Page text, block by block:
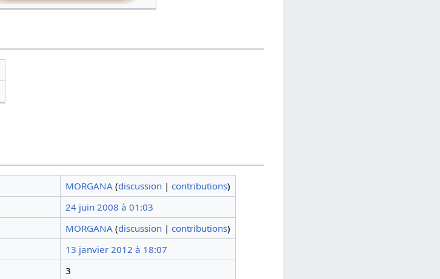
MORGANA (discussion| contributions)
24 juin 2008 à 01:03
MORGANA (discussion| contributions)
13 janvier 2012 à 18:07
3